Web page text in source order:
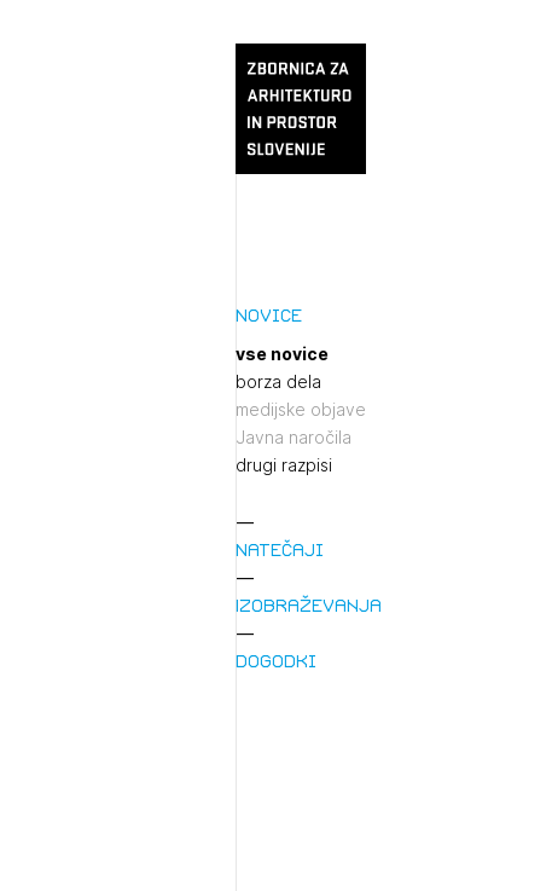
Novice
vse novice
borza dela
medijske objave
Javna naročila
drugi razpisi
Natečaji
Izobraževanja
Dogodki